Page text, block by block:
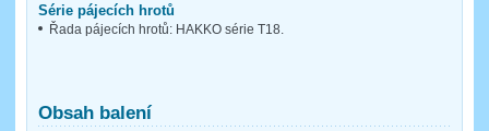
Série pájecích hrotů
Řada pájecích hrotů: HAKKO série T18.
Obsah balení